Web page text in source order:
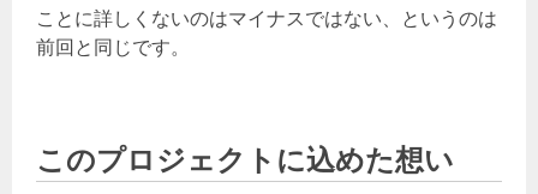
ことに詳しくないのはマイナスではない、というのは
前回と同じです。
このプロジェクトに込めた想い